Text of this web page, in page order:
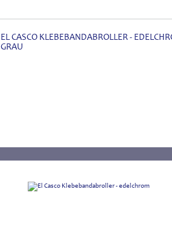
EL CASCO KLEBEBANDABROLLER -
GRAU